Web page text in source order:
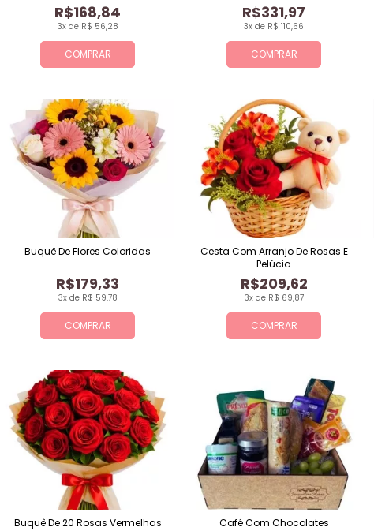
COMPRAR
3x de R$ 56,28
R$168,84
COMPRAR
3x de R$ 110,66
R$331,97
COMPRAR
3x de R$ 59,78
R$179,33
Buquê De Flores Coloridas
COMPRAR
3x de R$ 69,87
R$209,62
Cesta Com Arranjo De Rosas E
Pelúcia
Buquê De 20 Rosas Vermelhas Café Com Chocolates